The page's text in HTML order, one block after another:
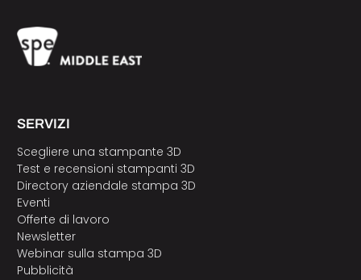
SERVIZI
Scegliere una stampante 3D
Test e recensioni stampanti 3D
Directory aziendale stampa 3D
Eventi
Offerte di lavoro
Newsletter
Webinar sulla stampa 3D
Pubblicità